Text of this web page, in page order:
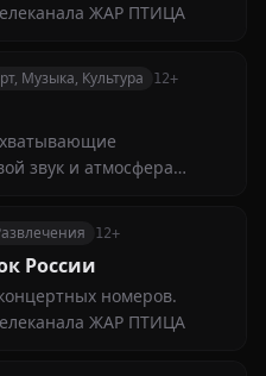
ЖАР ПТИЦА
Музыка, Культура 12+
звук и атмосфера
незабываемым
12+
России
номеров.
ЖАР ПТИЦА